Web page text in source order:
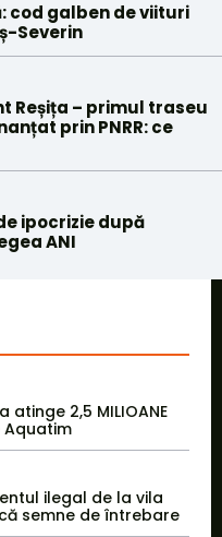
cod galben de viituri
Severin
Reșița – primul traseu
prin PNRR: ce
ipocrizie după
ANI
2,5 MILIOANE
Aquatim
ilegal de la vila
semne de întrebare